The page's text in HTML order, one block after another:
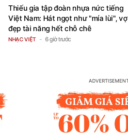
Thiếu gia tập đoàn nhựa nức tiếng
Việt Nam: Hát ngọt như "mía lùi", vợ
đẹp tài năng hết chỗ chê
NHẠC VIỆT 6 giờ trước